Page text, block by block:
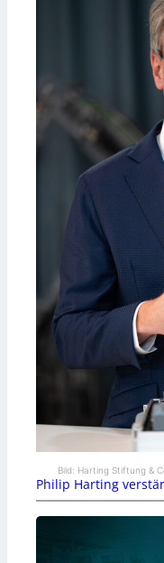
Bild: Harting Stiftung &
Philip Harting